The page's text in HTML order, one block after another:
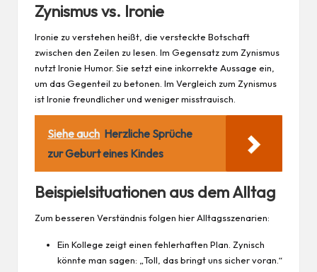
Zynismus vs. Ironie
Ironie zu verstehen heißt, die versteckte Botschaft
zwischen den Zeilen zu lesen. Im Gegensatz zum Zynismus
nutzt Ironie Humor. Sie setzt eine inkorrekte Aussage ein,
um das Gegenteil zu betonen. Im Vergleich zum Zynismus
ist Ironie freundlicher und weniger misstrauisch.
Siehe auch Herzliche Sprüche
zur Geburt eines Kindes
Beispielsituationen aus dem Alltag
Zum besseren Verständnis folgen hier Alltagsszenarien:
Ein Kollege zeigt einen fehlerhaften Plan. Zynisch
könnte man sagen: „Toll, das bringt uns sicher voran.“